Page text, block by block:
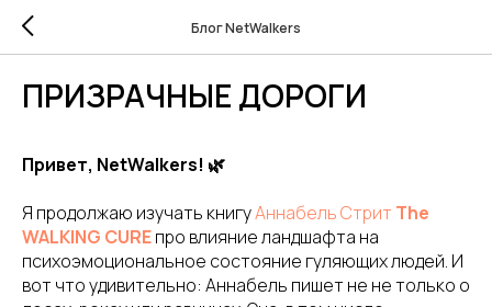
Блог NetWalkers
ПРИЗРАЧНЫЕ ДОРОГИ
Привет, NetWalkers! 🌿
Я продолжаю изучать книгуАннабель Стрит The
WALKING CUREпро влияние ландшафта на
психоэмоциональное состояние гуляющих людей. И
вот что удивительно: Аннабель пишет не не только о